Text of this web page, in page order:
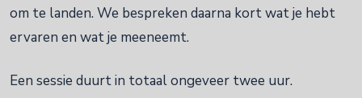
om te landen. We bespreken daarna kort wat je hebt
ervaren en wat je meeneemt.
Een sessie duurt in totaal ongeveer twee uur.